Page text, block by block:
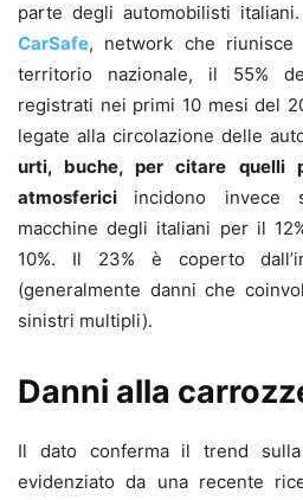
parte degli automobilisti
CarSafe, network che
territorio nazionale, il 55%
registrati nei primi 10 mesi del
legate alla circolazione delle
urti, buche, per citare quelli
atmosferici incidono invece
macchine degli italiani per il
10%. Il 23% è coperto
(generalmente danni che
sinistri multipli).
Danni alla
Il dato conferma il trend
evidenziato da una recente